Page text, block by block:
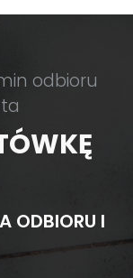
odbioru
ODBIORU I